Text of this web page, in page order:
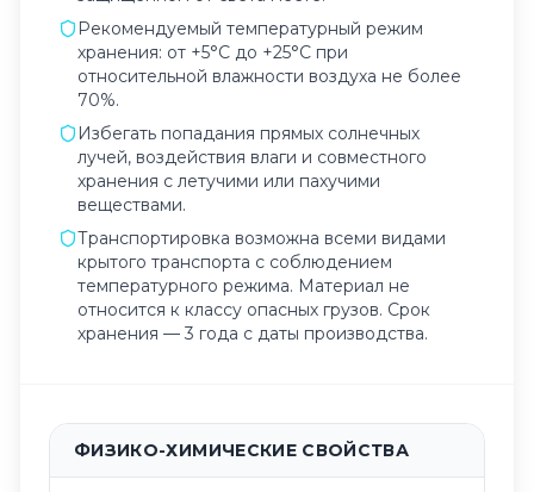
Рекомендуемый температурный режим
хранения: от +5°C до +25°C при
относительной влажности воздуха не более
70%.
Избегать попадания прямых солнечных
лучей, воздействия влаги и совместного
хранения с летучими или пахучими
веществами.
Транспортировка возможна всеми видами
крытого транспорта с соблюдением
температурного режима. Материал не
относится к классу опасных грузов. Срок
хранения — 3 года с даты производства.
ФИЗИКО-ХИМИЧЕСКИЕ СВОЙСТВА